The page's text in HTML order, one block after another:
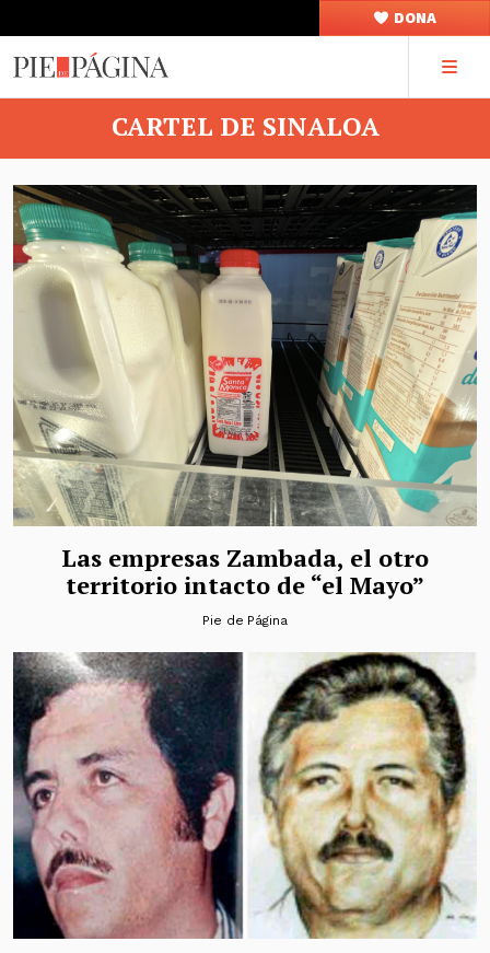
DONA
CARTEL DE SINALOA
Las empresas Zambada, el otro
territorio intacto de “el Mayo”
Pie de Página